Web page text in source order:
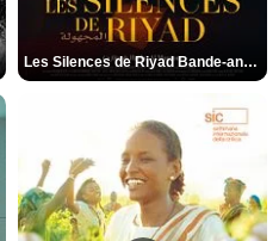
Les Silences de Riyad Bande-annonce VO STFR